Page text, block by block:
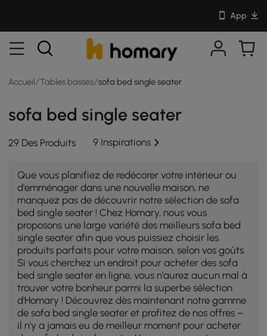
App
Accueil/Tables basses/sofa bed single seater
sofa bed single seater
29 Des Produits 9 Inspirations
Que vous planifiez de redécorer votre intérieur ou
d'emménager dans une nouvelle maison, ne
manquez pas de découvrir notre sélection de sofa
bed single seater ! Chez Homary, nous vous
proposons une large variété des meilleurs sofa bed
single seater afin que vous puissiez choisir les
produits parfaits pour votre maison, selon vos goûts.
Si vous cherchez un endroit pour acheter des sofa
bed single seater en ligne, vous n'aurez aucun mal à
trouver votre bonheur parmi la superbe sélection
d'Homary ! Découvrez dès maintenant notre gamme
de sofa bed single seater et profitez de nos offres –
il n'y a jamais eu de meilleur moment pour acheter